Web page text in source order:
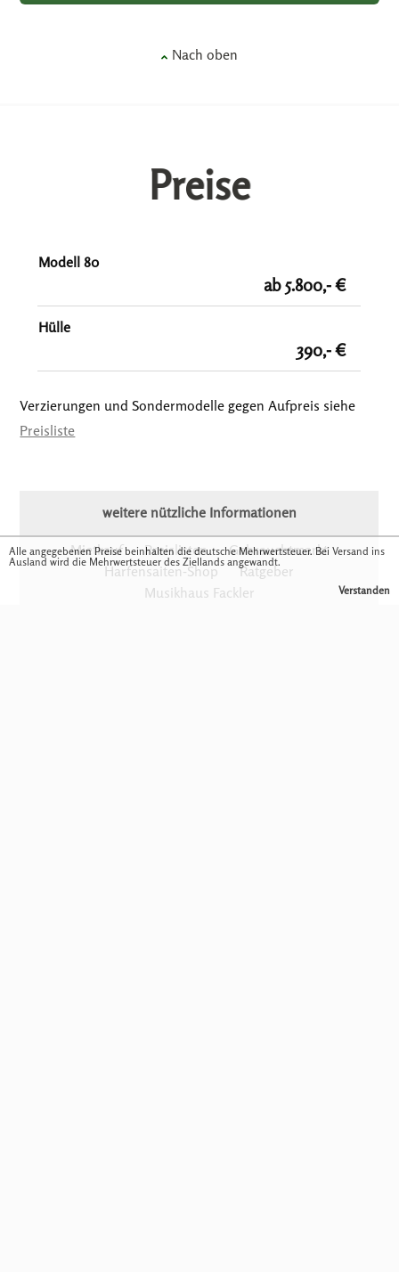
Nach oben
Preise
Modell 80
ab 5.800,- €
Hülle
390,- €
Verzierungen und Sondermodelle gegen Aufpreis siehe
Preisliste
weitere nützliche Informationen
Mietkauf Preislisten
Gebrauchtmarkt
Harfensaiten-Shop
Ratgeber
Musikhaus Fackler
Alle angegebenen Preise beinhalten die deutsche Mehrwertsteuer. Bei Versand ins
Ausland wird die Mehrwertsteuer des Ziellands angewandt.
Verstanden